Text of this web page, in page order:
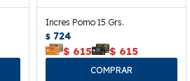
Incres Pomo 15 Grs.
$ 724
$ 615 $ 615